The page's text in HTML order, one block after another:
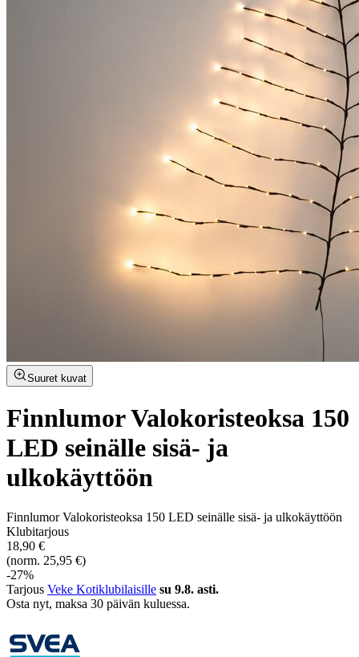
Suuret kuvat
Finnlumor Valokoristeoksa 150
LED seinälle sisä- ja
ulkokäyttöön
Finnlumor Valokoristeoksa 150 LED seinälle sisä- ja ulkokäyttöön
Klubitarjous
18,90 €
(norm. 25,95 €)
-27%
Tarjous Veke Kotiklubilaisille su 9.8. asti.
Osta nyt, ­maksa 30 päivän kuluessa.